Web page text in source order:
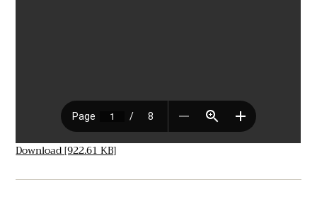
Download [922.61 KB]